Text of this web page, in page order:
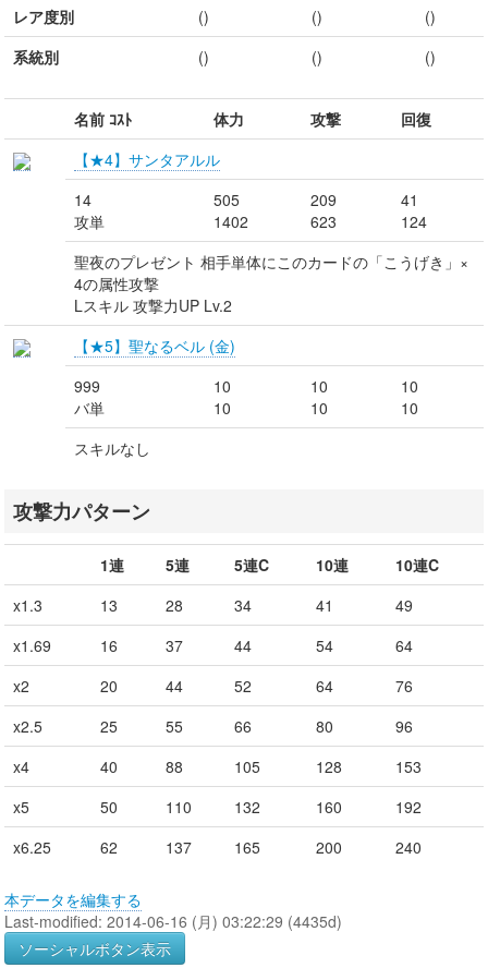
レア度別
() ()
()
系統別
() () ()
名前 ｺｽﾄ 体力 攻撃
回復
【★4】サンタアルル
14
攻単
505
1402
209
623
41
124
聖夜のプレゼント 相手単体にこのカードの「こうげき」×
4の属性攻撃
Lスキル 攻撃力UP Lv.2
【★5】聖なるベル (金)
999
バ単
10
10
10
10
10
10
スキルなし
攻撃力パターン
1連 5連 5連C 10連
10連C
x1.3
13 28 34 41
49
x1.69
16 37 44 54
64
x2
20 44 52 64
76
x2.5
25 55 66 80
96
x4
40 88 105 128
153
x5
50 110 132 160
192
x6.25
62 137 165 200 240
本データを編集する
Last-modified: 2014-06-16 (月) 03:22:29 (4435d)
ソーシャルボタン表示